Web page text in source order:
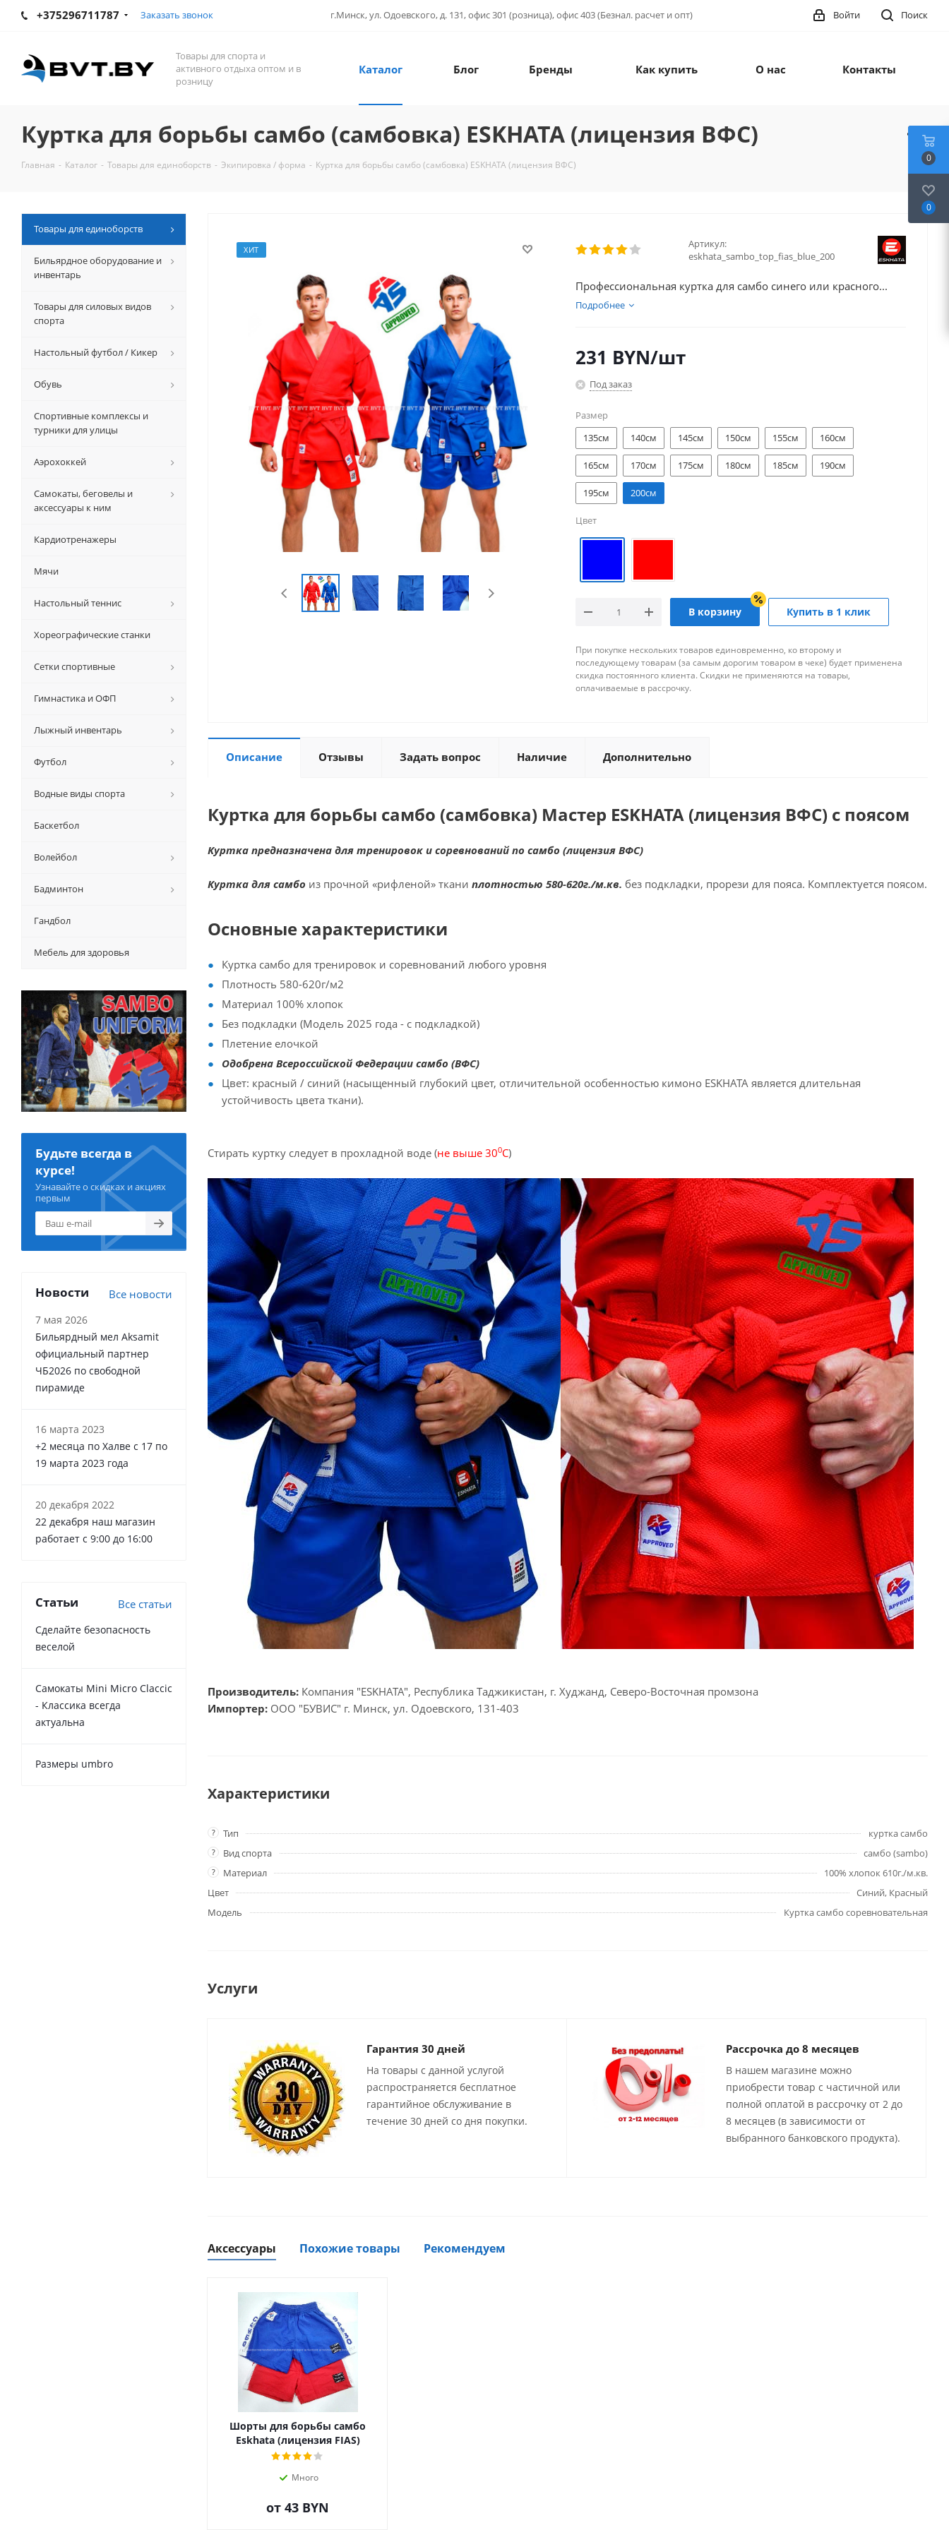
+375296711787 Заказать звонок г.Минск, ул. Одоевского, д. 131, офис 301 (розница), офис 403 (Безнал. расчет и опт) Поиск
Войти
Товары для спорта и
активного отдыха оптом и в
розницу
Каталог Блог Бренды Как купить О нас Контакты
Куртка для борьбы самбо (самбовка) ESKHATA (лицензия ВФС)
Главная - Каталог - Товары для единоборств - Экипировка / форма - Куртка для борьбы самбо (самбовка) ESKHATA (лицензия ВФС)
ХИТ
Артикул:
eskhata_sambo_top_fias_blue_200
Профессиональная куртка для самбо синего или красного...
Подробнее
231 BYN/шт
Под заказ
Размер
135см
140см 145см 150см 155см 160см
165см 170см 175см 180см 185см 190см
195см 200см
Цвет
В корзину Купить в 1 клик
При покупке нескольких товаров единовременно, ко второму и
последующему товарам (за самым дорогим товаром в чеке) будет применена
скидка постоянного клиента. Скидки не применяются на товары,
оплачиваемые в рассрочку.
Описание Отзывы Задать вопрос Наличие Дополнительно
Куртка для борьбы самбо (самбовка) Мастер ESKHATA (лицензия ВФС) с поясом
Куртка предназначена для тренировок и соревнований по самбо (лицензия ВФС)
Куртка для самбо из прочной «рифленой» ткани плотностью 580-620г./м.кв. без подкладки, прорези для пояса. Комплектуется поясом.
Основные характеристики
Куртка самбо для тренировок и соревнований любого уровня
Плотность 580-620г/м2
Материал 100% хлопок
Без подкладки (Модель 2025 года - с подкладкой)
Плетение елочкой
Одобрена Всероссийской Федерации самбо (ВФС)
Цвет: красный / синий (насыщенный глубокий цвет, отличительной особенностью кимоно ESKHATA является длительная
устойчивость цвета ткани).
Стирать куртку следует в прохладной воде (не выше 300С)
Производитель: Компания "ESKHATA", Республика Таджикистан, г. Худжанд, Северо-Восточная промзона
Импортер: ООО "БУВИС" г. Минск, ул. Одоевского, 131-403
Характеристики
? Тип куртка самбо
? Вид спорта самбо (sambo)
? Материал
100% хлопок 610г./м.кв.
Цвет
Синий, Красный
Модель
Куртка самбо соревновательная
Услуги
Гарантия 30 дней
На товары с данной услугой
распространяется бесплатное
гарантийное обслуживание в
течение 30 дней со дня покупки.
Рассрочка до 8 месяцев
В нашем магазине можно
приобрести товар с частичной или
полной оплатой в рассрочку от 2 до
8 месяцев (в зависимости от
выбранного банковского продукта).
Аксессуары Похожие товары Рекомендуем
Шорты для борьбы самбо
Eskhata (лицензия FIAS)
Много
от 43 BYN
Товары для единоборств
Бильярдное оборудование и
инвентарь
Товары для силовых видов
спорта
Настольный футбол / Кикер
Обувь
Спортивные комплексы и
турники для улицы
Аэрохоккей
Самокаты, беговелы и
аксессуары к ним
Кардиотренажеры
Мячи
Настольный теннис
Хореографические станки
Сетки спортивные
Гимнастика и ОФП
Лыжный инвентарь
Футбол
Водные виды спорта
Баскетбол
Волейбол
Бадминтон
Гандбол
Мебель для здоровья
Будьте всегда в
курсе!
Узнавайте о скидках и акциях
первым
Новости Все новости
7 мая 2026
Бильярдный мел Aksamit
официальный партнер
ЧБ2026 по свободной
пирамиде
16 марта 2023
+2 месяца по Халве с 17 по
19 марта 2023 года
20 декабря 2022
22 декабря наш магазин
работает с 9:00 до 16:00
Статьи Все статьи
Сделайте безопасность
веселой
Самокаты Mini Micro Claccic
- Классика всегда
актуальна
Размеры umbro
0
0